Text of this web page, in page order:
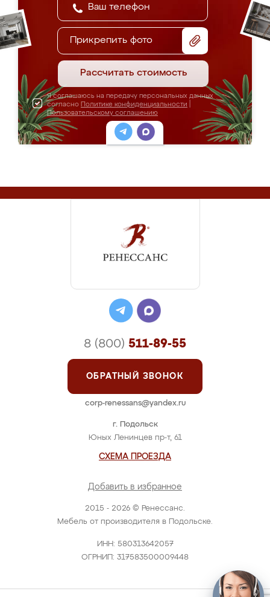
Прикрепить фото
Рассчитать стоимость
Я соглашаюсь на передачу персональных данных
согласно Политике конфиденциальности
Пользовательскому соглашению
2015 - 2026 © Ренессанс.
Мебель от производителя в Подольске.
ИНН: 580313642057
ОГРНИП: 317583500009448
г. Подольск
Юных Ленинцев пр-т, 61
СХЕМА ПРОЕЗДА
Добавить в избранное
8 (800) 511-89-55
ОБРАТНЫЙ ЗВОНОК
corp-renessans@yandex.ru